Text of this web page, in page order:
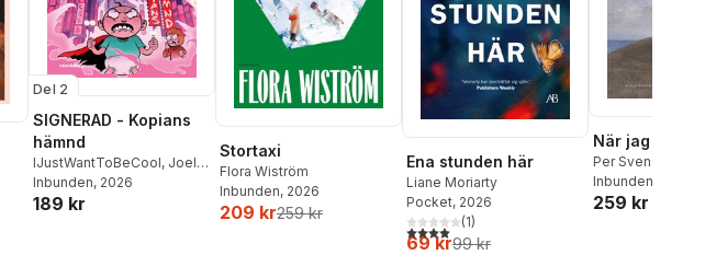
Del 2
SIGNERAD - Kopians
hämnd
IJustWantToBeCool, Joel
Adolphson,Emil Ejdemo
Beer ,Victor Beer
Inbunden, 2026
189 kr
Stortaxi
Flora Wiström
Inbunden, 2026
209 kr259 kr
Ena stunden här
Liane Moriarty
Pocket, 2026
4,0utav 5 stjärnor. Totalt antal röster:
(1)
69 kr99 kr
När jag dog
Per Svensson
Inbunden
259 kr